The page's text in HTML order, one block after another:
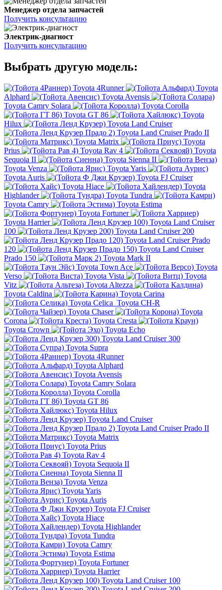
Менеджер отдела запчастей
Получить консультацию
Электрик-диагност
Получить консультацию
Выбрать другую модель:
Toyota 4Runner
Toyota
Alphard
Toyota Avensis
Toyota Camry Solara
Toyota Corolla
Toyota GT 86
Toyota
Hilux
Toyota Land Cruiser
Toyota Land Cruiser Prado II
Toyota Matrix
Toyota
Prius
Toyota Rav 4
Toyota
Sequoia II
Toyota Sienna II
Toyota Venza
Toyota Yaris
Toyota Auris
Toyota FJ Cruiser
Toyota Hiace
Toyota
Highlander
Toyota Tundra
Toyota Camry
Toyota Estima
Toyota Fortuner
Toyota Harrier
Toyota Land Cruiser
100
Toyota Land Cruiser 200
Toyota Land Cruiser Prado
120
Toyota Land Cruiser
Prado 150
Toyota Mark II
Toyota Town Ace
Toyota
Verso
Toyota Vista
Toyota
Vitz
Toyota Altezza
Toyota Caldina
Toyota Carina
Toyota Celica Toyota CH-R
Toyota Chaser
Toyota
Corona
Toyota Cresta
Toyota Crown
Toyota Echo
Toyota Land Cruiser 300
Toyota Supra
Toyota 4Runner
Toyota Alphard
Toyota Avensis
Toyota Camry Solara
Toyota Corolla
Toyota GT 86
Toyota Hilux
Toyota Land Cruiser
Toyota Land Cruiser Prado II
Toyota Matrix
Toyota Prius
Toyota Rav 4
Toyota Sequoia II
Toyota Sienna II
Toyota Venza
Toyota Yaris
Toyota Auris
Toyota FJ Cruiser
Toyota Hiace
Toyota Highlander
Toyota Tundra
Toyota Camry
Toyota Estima
Toyota Fortuner
Toyota Harrier
Toyota Land Cruiser 100